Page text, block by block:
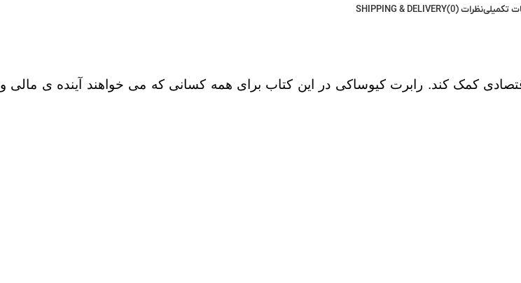
تکمیلینظرات (0) SHIPPING & DELIVERY
کمک کند. رابرت کیوساکی در این کتاب برای همه کسانی که می خواهند آینده ی مالی و